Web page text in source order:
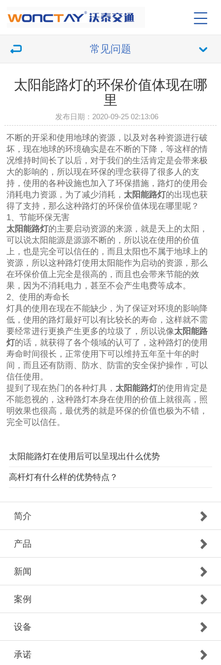
常见问题
太阳能路灯的环保价值体现在哪
里
发布日期：2020-09-25 02:13:06
不断的开采和使用地球的资源，以及对各种资源进行破
坏，现在地球的环境确实是在不断的下降，等这样的情
况维持时间长了以后，对于我们的生活肯定是会带来极
大的影响的，所以现在环保的理念获得了很多人的支
持，使用的各种设施也加入了环保措施，路灯的使用会
消耗电力资源，为了减少消耗， 太阳能路灯的出现也获
得了支持，那么这种路灯的环保价值体现在哪里呢？
1、节能环保无害
太阳能路灯的主要启动资源的来源，就是天上的太阳，
可以说太阳能源是源源不断的，所以说在使用的价值
上，也是完全可以信任的，而且太阳也不属于地球上的
资源，所以这种路灯使用太阳能作为启动的资源，那么
在环保价值上完全是很高的，而且也会带来节能的效
果，因为不消耗电力，甚至不会产生电费等成本。
2、使用的寿命长
灯具的使用在现在不能缺少，为了保证对环境的影响降
低，使用的路灯最好可以有比较长的寿命，这样就不需
要经常进行更换产生更多的垃圾了，所以说像太阳能路
灯的话，就获得了各个领域的认可了，这种路灯的使用
寿命时间很长，正常使用下可以维持五年至十年的时
间，而且还有防雨、防水、防雷的安全保护操作，可以
信任使用。
提到了现在热门的各种灯具， 太阳能路灯的使用肯定是
不能忽视的，这种路灯本身在使用的价值上就很高，照
明效果也很高，最优秀的就是环保的价值也极为不错，
完全可以信任。
太阳能路灯在使用后可以呈现出什么优势
高杆灯有什么样的优势特点？
简介
产品
新闻
案例
设备
承诺